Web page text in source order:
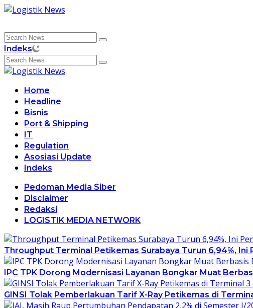
Skip
content
Indeks
Home
Headline
Bisnis
Port & Shipping
IT
Regulation
Asosiasi Update
Indeks
Pedoman Media Siber
Disclaimer
Redaksi
LOGISTIK MEDIA NETWORK
Throughput Terminal Petikemas Surabaya Turun 6,94%, Ini
IPC TPK Dorong Modernisasi Layanan Bongkar Muat
GINSI Tolak Pemberlakuan Tarif X-Ray Petikemas di